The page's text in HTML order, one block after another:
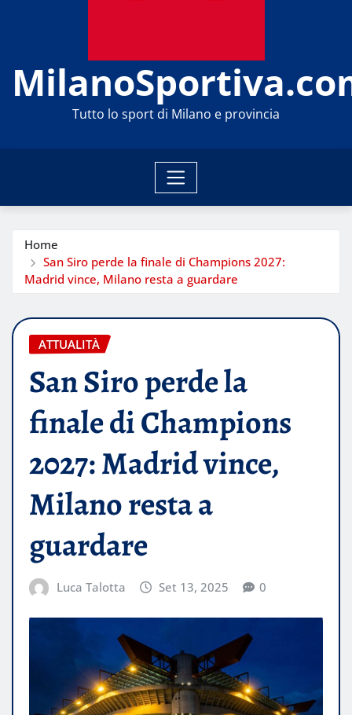
Tutto lo sport di Milano e provincia
Home
San Siro perde la finale di Champions 2027:
Madrid vince, Milano resta a guardare
ATTUALITÀ
San Siro perde la
finale di Champions
2027: Madrid vince,
Milano resta a
guardare
Luca Talotta Set 13, 2025 0